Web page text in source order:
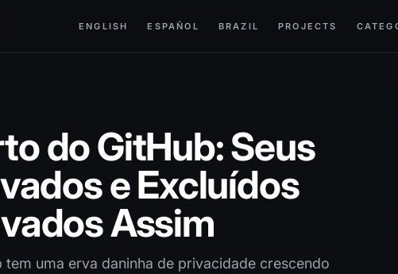
ENGLISH ESPAÑOL BRAZIL PROJECTS
do GitHub: Seus
e Excluídos
Assim
uma erva daninha de privacidade crescendo